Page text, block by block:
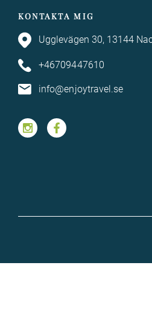
KONTAKTA MIG
Ugglevägen 30, 13144
+46709447610
info@enjoytravel.se